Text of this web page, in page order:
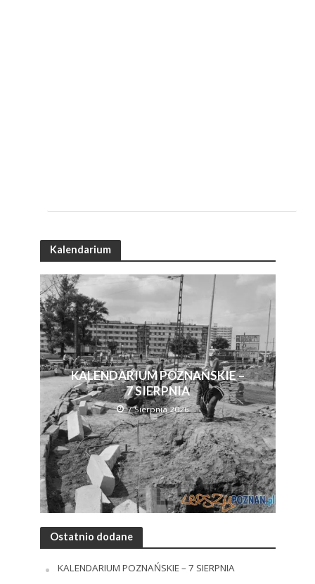
Kalendarium
KALENDARIUM POZNAŃSKIE –
7 SIERPNIA
7 Sierpnia 2026
Ostatnio dodane
KALENDARIUM POZNAŃSKIE – 7 SIERPNIA